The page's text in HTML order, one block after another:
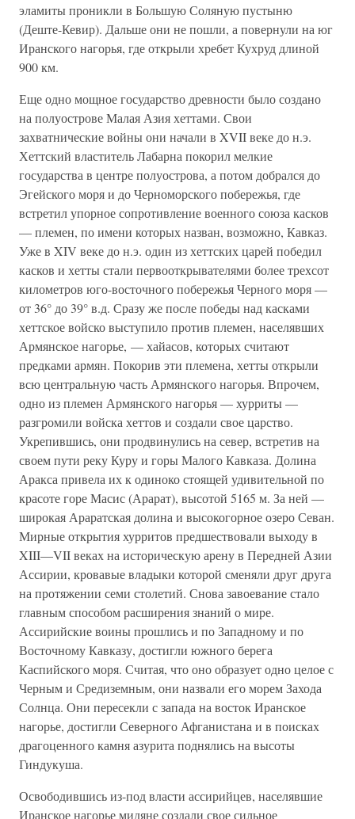
эламиты проникли в Большую Соляную пустыню
(Деште-Кевир). Дальше они не пошли, а повернули на юг
Иранского нагорья, где открыли хребет Кухруд длиной
900 км.
Еще одно мощное государство древности было создано
на полуострове Малая Азия хеттами. Свои
захватнические войны они начали в XVII веке до н.э.
Хеттский властитель Лабарна покорил мелкие
государства в центре полуострова, а потом добрался до
Эгейского моря и до Черноморского побережья, где
встретил упорное сопротивление военного союза касков
— племен, по имени которых назван, возможно, Кавказ.
Уже в XIV веке до н.э. один из хеттских царей победил
касков и хетты стали первооткрывателями более трехсот
километров юго-восточного побережья Черного моря —
от 36° до 39° в.д. Сразу же после победы над касками
хеттское войско выступило против племен, населявших
Армянское нагорье, — хайасов, которых считают
предками армян. Покорив эти племена, хетты открыли
всю центральную часть Армянского нагорья. Впрочем,
одно из племен Армянского нагорья — хурриты —
разгромили войска хеттов и создали свое царство.
Укрепившись, они продвинулись на север, встретив на
своем пути реку Куру и горы Малого Кавказа. Долина
Аракса привела их к одиноко стоящей удивительной по
красоте горе Масис (Арарат), высотой 5165 м. За ней —
широкая Араратская долина и высокогорное озеро Севан.
Мирные открытия хурритов предшествовали выходу в
XIII—VII веках на историческую арену в Передней Азии
Ассирии, кровавые владыки которой сменяли друг друга
на протяжении семи столетий. Снова завоевание стало
главным способом расширения знаний о мире.
Ассирийские воины прошлись и по Западному и по
Восточному Кавказу, достигли южного берега
Каспийского моря. Считая, что оно образует одно целое с
Черным и Средиземным, они назвали его морем Захода
Солнца. Они пересекли с запада на восток Иранское
нагорье, достигли Северного Афганистана и в поисках
драгоценного камня азурита поднялись на высоты
Гиндукуша.
Освободившись из-под власти ассирийцев, населявшие
Иранское нагорье мидяне создали свое сильное